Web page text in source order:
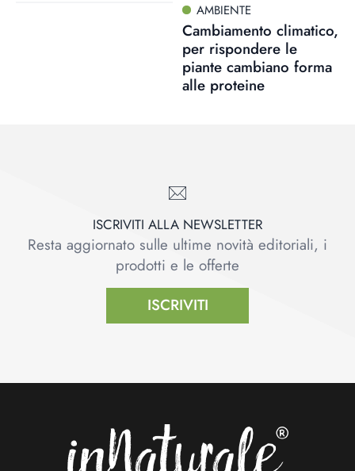
AMBIENTE
Cambiamento climatico,
per rispondere le
piante cambiano forma
alle proteine
ISCRIVITI ALLA NEWSLETTER
Resta aggiornato sulle ultime novità editoriali, i
prodotti e le offerte
ISCRIVITI